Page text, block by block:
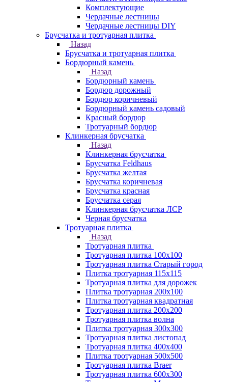
Комплектующие
Чердачные лестницы
Чердачные лестницы DIY
Брусчатка и тротуарная плитка
Назад
Брусчатка и тротуарная плитка
Бордюрный камень
Назад
Бордюрный камень
Бордюр дорожный
Бордюр коричневый
Бордюрный камень садовый
Красный бордюр
Тротуарный бордюр
Клинкерная брусчатка
Назад
Клинкерная брусчатка
Брусчатка Feldhaus
Брусчатка желтая
Брусчатка коричневая
Брусчатка красная
Брусчатка серая
Клинкерная брусчатка ЛСР
Черная брусчатка
Тротуарная плитка
Назад
Тротуарная плитка
Тротуарная плитка 100x100
Тротуарная плитка Старый город
Плитка тротуарная 115x115
Тротуарная плитка для дорожек
Плитка тротуарная 200х100
Плитка тротуарная квадратная
Тротуарная плитка 200х200
Тротуарная плитка волна
Плитка тротуарная 300х300
Тротуарная плитка листопад
Тротуарная плитка 400х400
Плитка тротуарная 500x500
Тротуарная плитка Braer
Тротуарная плитка 600х300